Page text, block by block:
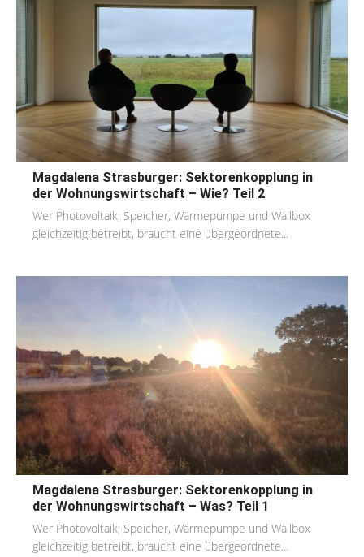
Magdalena Strasburger: Sektorenkopplung in
der Wohnungswirtschaft – Wie? Teil 2
Wer Photovoltaik, Speicher, Wärmepumpe und Wallbox
gleichzeitig betreibt, braucht eine übergeordnete...
Magdalena Strasburger: Sektorenkopplung in
der Wohnungswirtschaft – Was? Teil 1
Wer Photovoltaik, Speicher, Wärmepumpe und Wallbox
gleichzeitig betreibt, braucht eine übergeordnete...